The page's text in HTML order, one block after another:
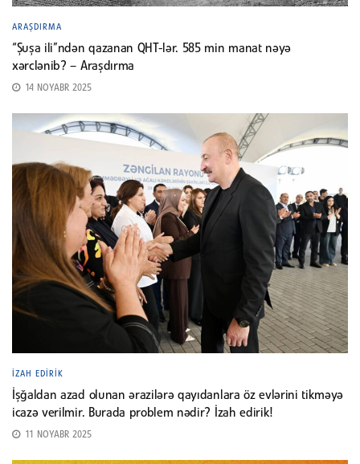
ARAŞDIRMA
“Şuşa ili”ndən qazanan QHT-lər. 585 min manat nəyə
xərclənib? – Araşdırma
14 NOYABR 2025
İZAH EDIRIK
İşğaldan azad olunan ərazilərə qayıdanlara öz evlərini tikməyə
icazə verilmir. Burada problem nədir? İzah edirik!
11 NOYABR 2025